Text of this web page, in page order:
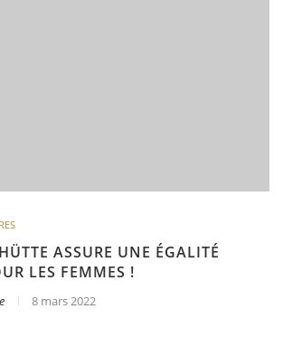
ASSURE UNE ÉGALITÉ
LES FEMMES !
8 mars 2022